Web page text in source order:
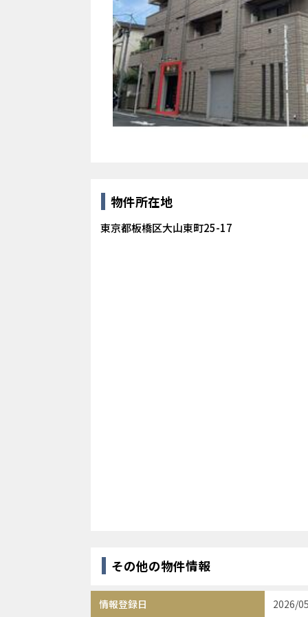
物件所在地
東京都板橋区大山東町25-17
その他の物件情報
情報登録日 2026/